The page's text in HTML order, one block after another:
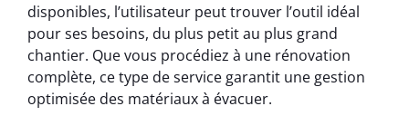
disponibles, l’utilisateur peut trouver l’outil idéal
pour ses besoins, du plus petit au plus grand
chantier. Que vous procédiez à une rénovation
complète, ce type de service garantit une gestion
optimisée des matériaux à évacuer.